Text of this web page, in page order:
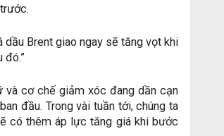
dầu Brent giao ngay sẽ tăng vọt khi
đó.”
và cơ chế giảm xóc đang dần cạn
đầu. Trong vài tuần tới, chúng ta
có thêm áp lực tăng giá khi bước